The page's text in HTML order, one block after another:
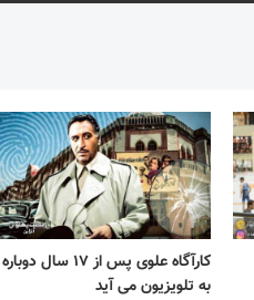
کارآگاه علوی پس از ۱۷ سال دوباره
به تلویزیون می آید